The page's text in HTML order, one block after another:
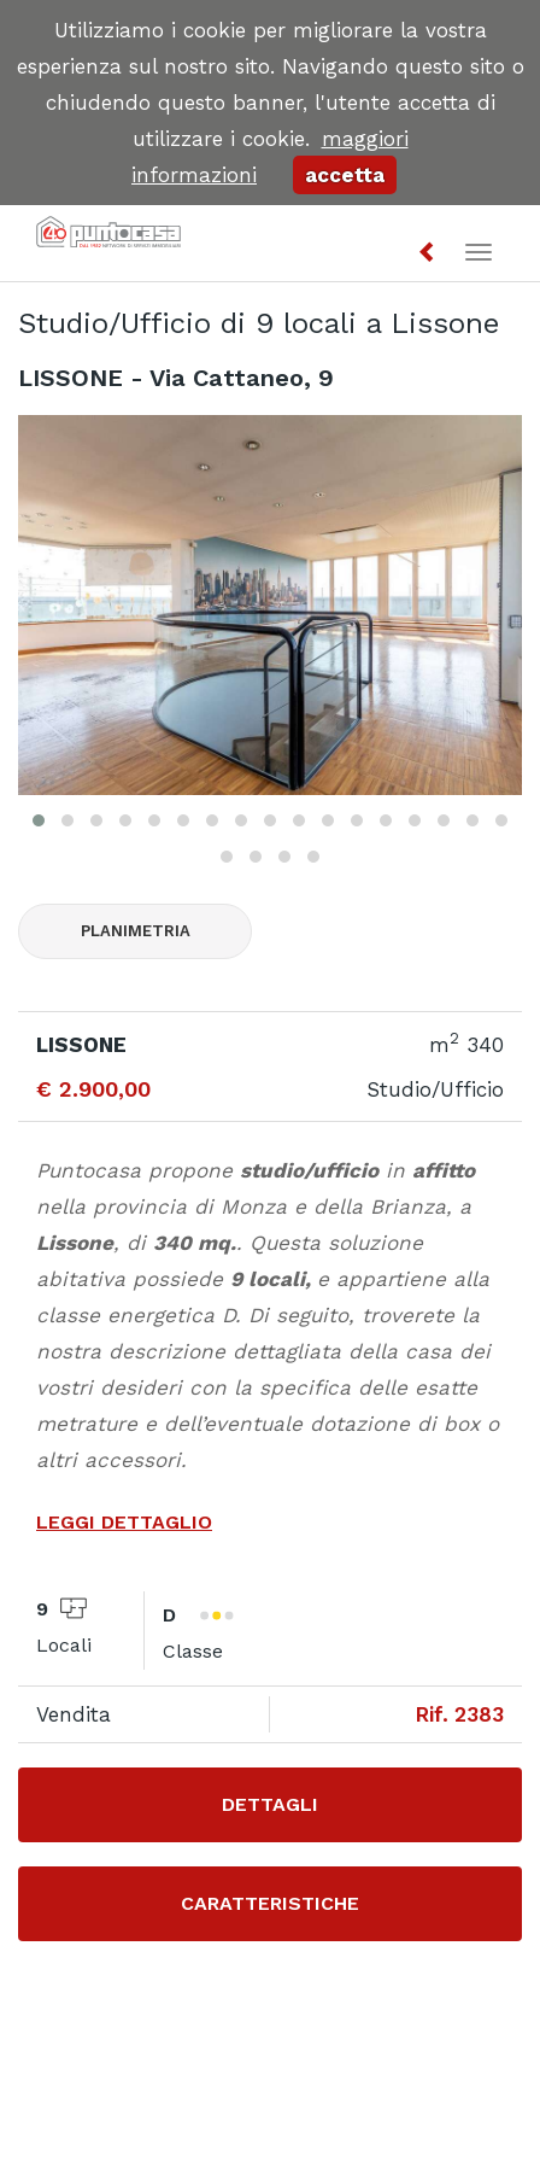
Utilizziamo i cookie per migliorare la vostra
esperienza sul nostro sito. Navigando questo sito o
chiudendo questo banner, l'utente accetta di
utilizzare i cookie. maggiori
informazioni
accetta
Toggle
Studio/Ufficio di 9 locali a Lissone
LISSONE - Via Cattaneo, 9
PLANIMETRIA
LISSONE m2 340
€ 2.900,00 Studio/Ufficio
Puntocasa propone studio/ufficioin affitto
nella provincia di Monza e della Brianza, a
Lissone, di 340 mq.. Questa soluzione
abitativa possiede 9 locali, e appartiene alla
classe energetica D. Di seguito, troverete la
nostra descrizione dettagliata della casa dei
vostri desideri con la specifica delle esatte
metrature e dell’eventuale dotazione di box o
altri accessori.
LEGGI DETTAGLIO
9
Locali
D
Classe
Vendita Rif. 2383
DETTAGLI
CARATTERISTICHE